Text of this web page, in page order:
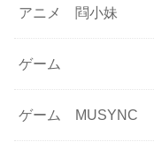
アニメ 閰小妹
ゲーム
ゲーム MUSYNC